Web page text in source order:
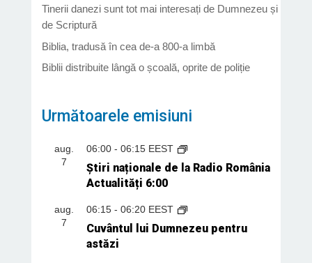
Tinerii danezi sunt tot mai interesați de Dumnezeu și
de Scriptură
Biblia, tradusă în cea de-a 800-a limbă
Biblii distribuite lângă o școală, oprite de poliție
Următoarele emisiuni
aug.
7
06:00- 06:15 EEST
Știri naționale de la Radio România
Actualități 6:00
aug.
7
06:15- 06:20 EEST
Cuvântul lui Dumnezeu pentru
astăzi